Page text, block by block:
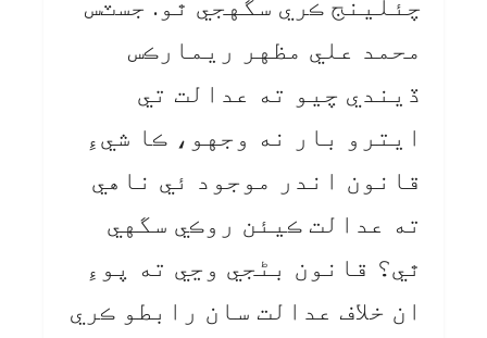
چئلينج ڪري سگهجي ٿو. جسٽس
محمد علي مظهر ريمارڪس
ڏيندي چيو ته عدالت تي
ايترو بار نه وجهو، ڪا شيءِ
قانون اندر موجود ئي ناهي
ته عدالت ڪيئن روڪي سگهي
ٿي؟ قانون بڻجي وڃي ته پوءِ
ان خلاف عدالت سان رابطو ڪري